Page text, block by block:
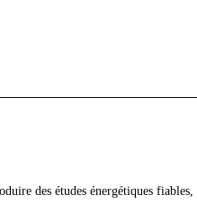
des études énergétiques